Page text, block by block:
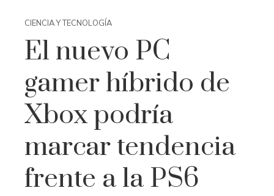
CIENCIA Y TECNOLOGÍA
El nuevo PC
gamer híbrido de
Xbox podría
marcar tendencia
frente a la PS6